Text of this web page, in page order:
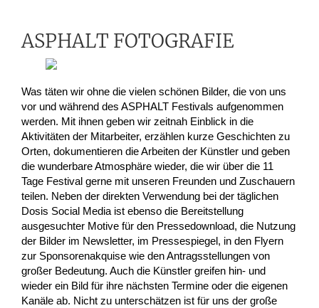
ASPHALT FOTOGRAFIE
Was täten wir ohne die vielen schönen Bilder, die von uns
vor und während des ASPHALT Festivals aufgenommen
werden. Mit ihnen geben wir zeitnah Einblick in die
Aktivitäten der Mitarbeiter, erzählen kurze Geschichten zu
Orten, dokumentieren die Arbeiten der Künstler und geben
die wunderbare Atmosphäre wieder, die wir über die 11
Tage Festival gerne mit unseren Freunden und Zuschauern
teilen. Neben der direkten Verwendung bei der täglichen
Dosis Social Media ist ebenso die Bereitstellung
ausgesuchter Motive für den Pressedownload, die Nutzung
der Bilder im Newsletter, im Pressespiegel, in den Flyern
zur Sponsorenakquise wie den Antragsstellungen von
großer Bedeutung. Auch die Künstler greifen hin- und
wieder ein Bild für ihre nächsten Termine oder die eigenen
Kanäle ab. Nicht zu unterschätzen ist für uns der große